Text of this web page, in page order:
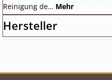
Reinigung de… Mehr
Hersteller